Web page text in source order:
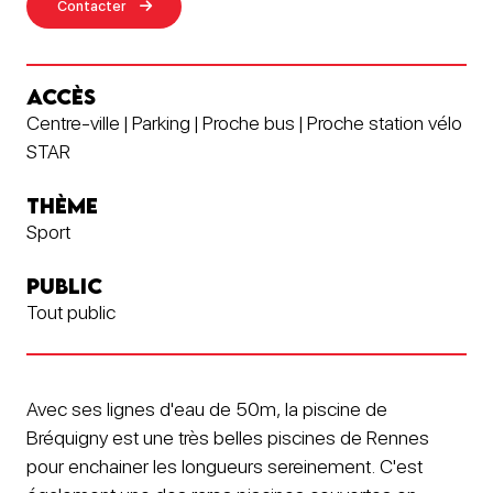
Contacter
ACCÈS
Centre-ville | Parking | Proche bus | Proche station vélo
STAR
THÈME
Sport
PUBLIC
Tout public
Avec ses lignes d'eau de 50m, la piscine de
Bréquigny est une très belles piscines de Rennes
pour enchainer les longueurs sereinement. C'est